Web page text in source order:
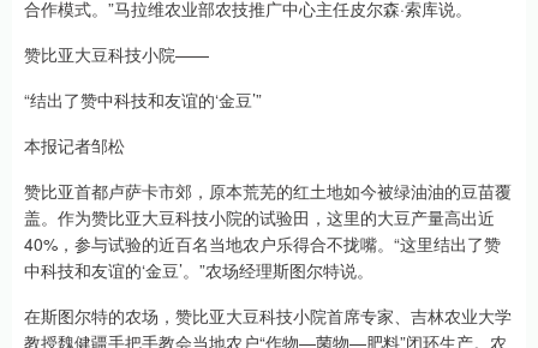
合作模式。”马拉维农业部农技推广中心主任皮尔森·索库说。
赞比亚大豆科技小院——
“结出了赞中科技和友谊的‘金豆’”
本报记者邹松
赞比亚首都卢萨卡市郊，原本荒芜的红土地如今被绿油油的豆苗覆
盖。作为赞比亚大豆科技小院的试验田，这里的大豆产量高出近
40%，参与试验的近百名当地农户乐得合不拢嘴。“这里结出了赞
中科技和友谊的‘金豆’。”农场经理斯图尔特说。
在斯图尔特的农场，赞比亚大豆科技小院首席专家、吉林农业大学
教授魏健疆手把手教会当地农户“作物—菌物—肥料”闭环生产。农